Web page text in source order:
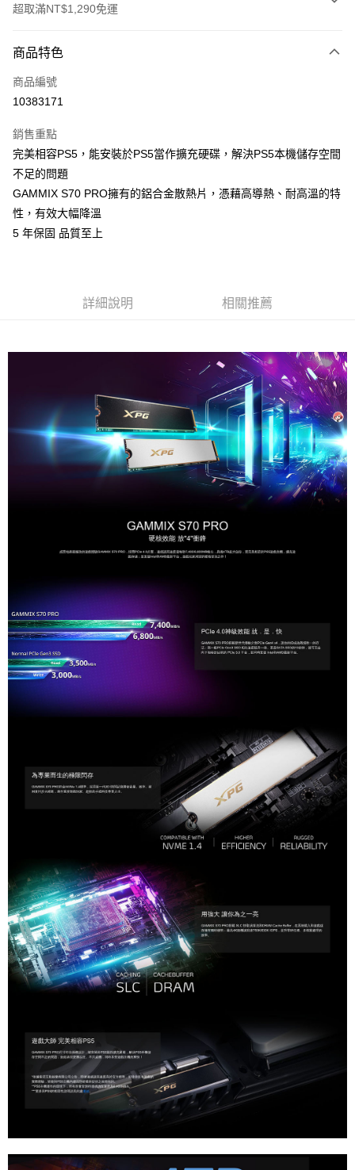
超取滿NT$1,290免運
信用卡一次付款
超商取貨付款
Apple Pay
街口支付
悠遊付
Google Pay
每筆NT$60，滿NT$1,290(含以上)免運費
每筆NT$60，滿NT$1,290(含以上)免運費
7-11取貨付款
每筆NT$60，滿NT$1,290(含以上)免運費
每筆NT$75，滿NT$2,500(含以上)免運費
宅配(1-2天到貨)
每筆NT$200，滿NT$1,790(含以上)免運費
離島宅配
每筆NT$200
商品特色
商品編號
10383171
銷售重點
完美相容PS5，能安裝於PS5當作擴充硬碟，解決PS5本機儲存空間
不足的問題
GAMMIX S70 PRO擁有的鋁合金散熱片，憑藉高導熱、耐高溫的特
性，有效大幅降溫
5 年保固 品質至上
詳細說明 相關推薦